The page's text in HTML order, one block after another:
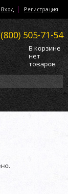
Вход Регистрация
505-71-54
В корзине
нет
товаров